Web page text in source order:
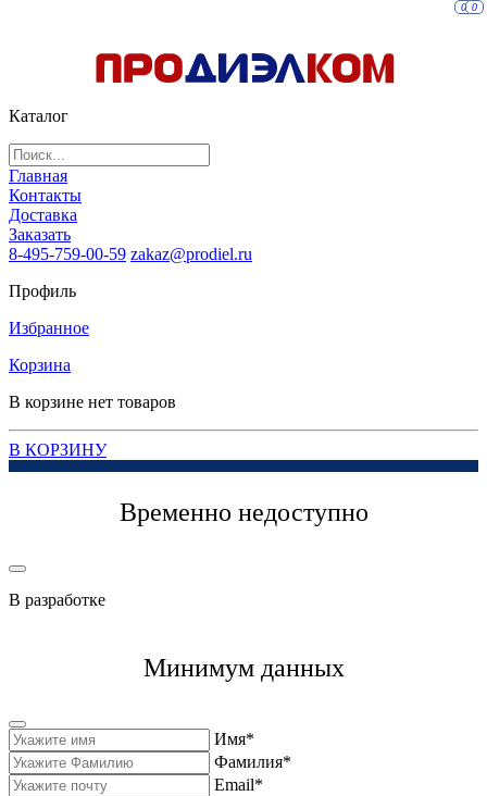
Каталог
Главная
Контакты
Доставка
Заказать
8-495-759-00-59 zakaz@prodiel.ru
Профиль
Избранное
0
Корзина
0
В корзине нет товаров
В КОРЗИНУ
Временно недоступно
В разработке
Минимум данных
Имя*
Фамилия*
Email*